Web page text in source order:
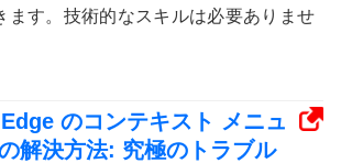
ます。技術的なスキルは必要ありませ
のコンテキスト メニュ
解決方法: 究極のトラブル